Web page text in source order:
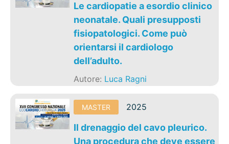
Le cardiopatie a esordio clinico
neonatale. Quali presupposti
fisiopatologici. Come può
orientarsi il cardiologo
dell’adulto.
Autore: Luca Ragni
MASTER 2025
Il drenaggio del cavo pleurico.
Una procedura che deve essere